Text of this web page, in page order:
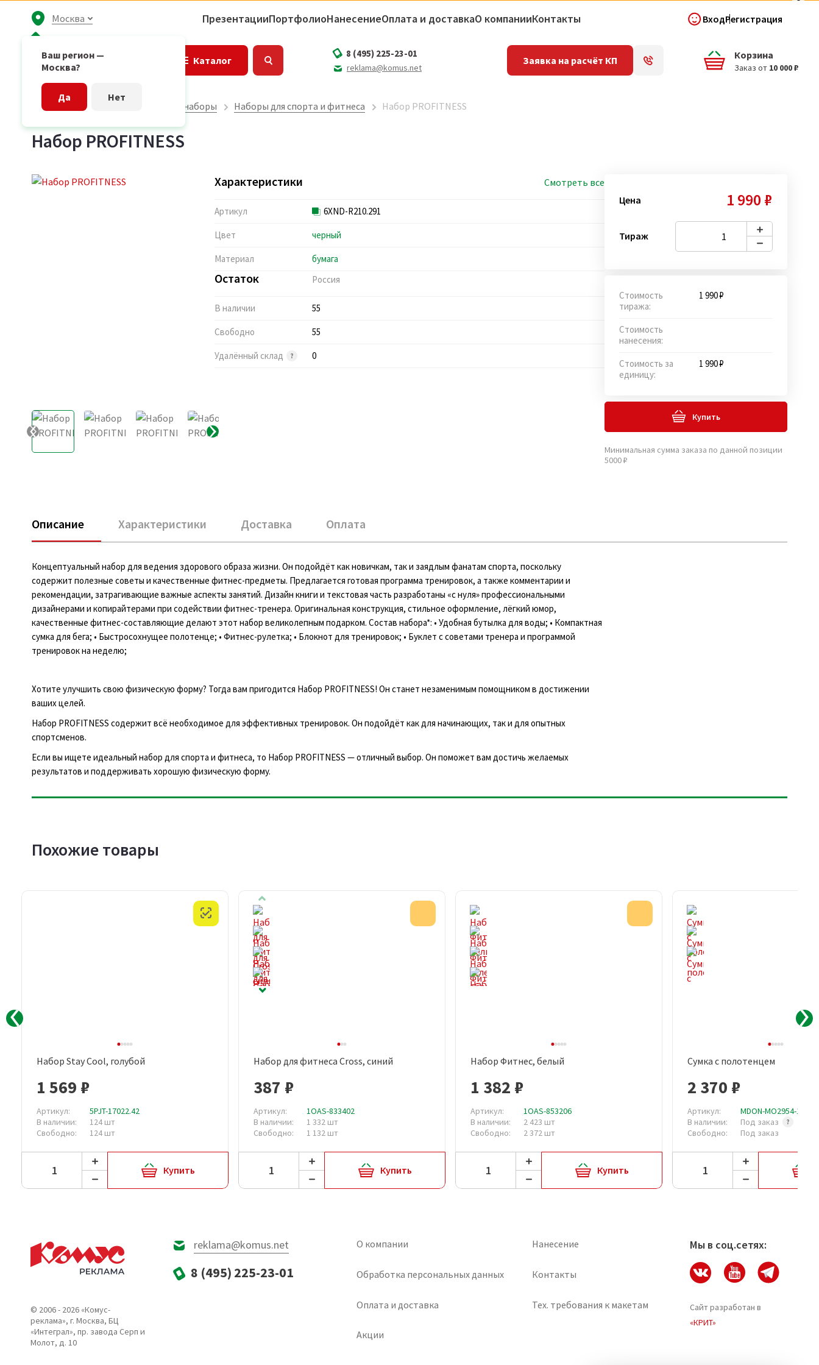
Москва
Ваш регион —
Москва?
Да Нет
ПрезентацииПортфолиоНанесениеОплата и доставкаО компанииКонтакты ВходРегистрация
Каталог Корзина
Заказ от 10 000 ₽
8 (495) 225-23-01
reklama@komus.net
Заявка на расчёт КП
Главная страница Подарочные наборы Наборы для спорта и фитнеса Набор PROFITNESS
Набор PROFITNESS
Характеристики Смотреть все
Артикул 6XND-R210.291
Цвет черный
Материал бумага
Остаток Россия
В наличии 55
Свободно 55
Удалённый склад 0
Цена 1 990 ₽
Тираж
Стоимость
тиража:
1 990 ₽
Стоимость
нанесения:
Стоимость за
единицу:
1 990 ₽
Купить
Минимальная сумма заказа по данной позиции
5000 ₽
Описание Характеристики Доставка Оплата
Концептуальный набор для ведения здорового образа жизни. Он подойдёт как новичкам, так и заядлым фанатам спорта, поскольку
содержит полезные советы и качественные фитнес-предметы. Предлагается готовая программа тренировок, а также комментарии и
рекомендации, затрагивающие важные аспекты занятий. Дизайн книги и текстовая часть разработаны «с нуля» профессиональными
дизайнерами и копирайтерами при содействии фитнес-тренера. Оригинальная конструкция, стильное оформление, лёгкий юмор,
качественные фитнес-составляющие делают этот набор великолепным подарком. Состав набора*: • Удобная бутылка для воды; • Компактная
сумка для бега; • Быстросохнущее полотенце; • Фитнес-рулетка; • Блокнот для тренировок; • Буклет с советами тренера и программой
тренировок на неделю;
Хотите улучшить свою физическую форму? Тогда вам пригодится Набор PROFITNESS! Он станет незаменимым помощником в достижении
ваших целей.
Набор PROFITNESS содержит всё необходимое для эффективных тренировок. Он подойдёт как для начинающих, так и для опытных
спортсменов.
Если вы ищете идеальный набор для спорта и фитнеса, то Набор PROFITNESS — отличный выбор. Он поможет вам достичь желаемых
результатов и поддерживать хорошую физическую форму.
Похожие товары
Честный знак
Быстрый просмотр
Набор Stay Cool, голубой
1 569 ₽
Артикул:
5PJT-17022.42
В наличии:
124 шт
Свободно:
124 шт
Купить
Быстрый просмотр
Набор для фитнеса Cross, синий
387 ₽
Артикул:
1OAS-833402
В наличии:
1 332 шт
Свободно:
1 132 шт
Купить
Быстрый просмотр
Набор Фитнес, белый
1 382 ₽
Артикул:
1OAS-853206
В наличии:
2 423 шт
Свободно:
2 372 шт
Купить
Быстрый просмотр
Сумка с полотенцем
2 370 ₽
Артикул:
MDON-MO2954-12
В наличии:
Под заказ
Свободно:
Под заказ
© 2006 - 2026 «Комус-
реклама», г. Москва, БЦ
«Интеграл», пр. завода Серп и
Молот, д. 10
reklama@komus.net
8 (495) 225-23-01
О компании Нанесение
Обработка персональных данных Контакты
Оплата и доставка Тех. требования к макетам
Акции
Мы в соц.сетях:
Сайт разработан в
«КРИТ»